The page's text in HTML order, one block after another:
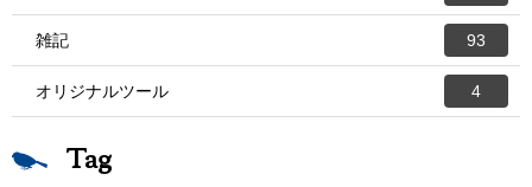
雑記 93
オリジナルツール 4
Tag